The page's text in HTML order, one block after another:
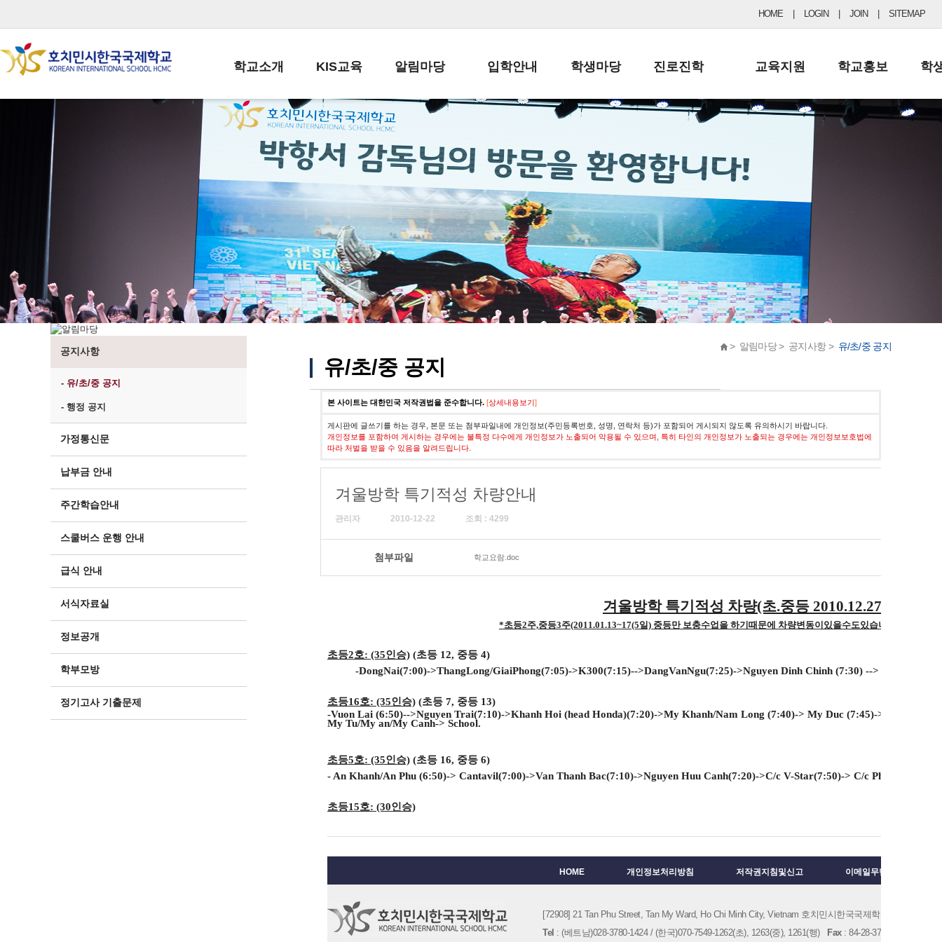
HOME LOGIN JOIN SITEMAP
학교소개
학교장인사말
학교상징
학교연혁
교직원현황
학생현황
위치/전화
전경사진
KIS교육
교육목표
학사일정
일과시간표
성과평가자료
알림마당
공지사항
납부금 안내
스쿨버스 운행 안내
급식안내
서식자료실
학부모방
정기고사 기출문제
입학안내
전-편입 서류양식
입학금/수업료
교복구입안내
학생마당
학생생활규정
학교신문
자율진로동아리
유초등 소식지
진로진학
공지사항 및 입시자료
드림레터
교육지원
행정실
학교운영위원회
학교건축기금
학교홍보
보도자료
학
공지사항
- 유/초/중 공지
- 행정 공지
가정통신문
납부금 안내
주간학습안내
스쿨버스 운행 안내
급식 안내
서식자료실
정보공개
학부모방
정기고사 기출문제
> 알림마당 > 공지사항 > 유/초/중 공지
유/초/중 공지
본 사이트는 대한민국 저작권법을 준수합니다. [상세내용보기]
게시판에 글쓰기를 하는 경우, 본문 또는 첨부파일내에 개인정보(주민등록번호, 성명, 연락처 등)가 포함되어 게시되지 않도록 유의하시기 바랍니다.
개인정보를 포함하여 게시하는 경우에는 불특정 다수에게 개인정보가 노출되어 악용될 수 있으며, 특히 타인의 개인정보가 노출되는 경우에는 개인정보보호법에
따라 처벌을 받을 수 있음을 알려드립니다.
겨울방학 특기적성 차량안내
관리자 2010-12-22 조회 : 4299
첨부파일 학교요람.doc
겨울방학 특기적성 차량(초.중등
*초등2주,중등3주(2011.01.13~17(5일) 중등만 보충수업을 하기때문에 차량변동이있을수도있습니다. 변동된
초등2호: (35인승) (초등 12, 중등 4)
-DongNai(7:00)->ThangLong/GiaiPhong(7:05)->K300(7:15)-->DangVanNgu(7:25)->Nguyen Dinh Chinh (7:30) --> HAGL 1
초등16호: (35인승) (초등 7, 중등 13)
-Vuon Lai (6:50)-->Nguyen Trai(7:10)->Khanh Hoi (head Honda)(7:20)->My Khanh/Nam Long (7:40)-> My Duc (7:45)-> Park View
My Tu/My an/My Canh-> School.
초등5호: (35인승) (초등 16, 중등 6)
- An Khanh/An Phu (6:50)-> Cantavil(7:00)->Van Thanh Bac(7:10)->Nguyen Huu Canh(7:20)->C/c V-Star(7:50)-> C/c Phu My
초등15호: (30인승)
HOME 개인정보처리방침 저작권지침및신고 이메일무단수집거부
[72908] 21 Tan Phu Street, Tan My Ward, Ho Chi Minh City, Vietnam 호치민시한국국제학교
Tel : (베트남)028-3780-1424 / (한국)070-7549-1262(초), 1263(중), 1261(행) Fax: 84-28-3780-1229